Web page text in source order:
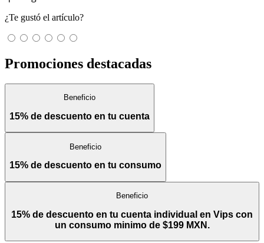
¿Te gustó el artículo?
Promociones destacadas
Beneficio
15% de descuento en tu cuenta
Beneficio
15% de descuento en tu consumo
Beneficio
15% de descuento en tu cuenta individual en Vips con
un consumo minimo de $199 MXN.